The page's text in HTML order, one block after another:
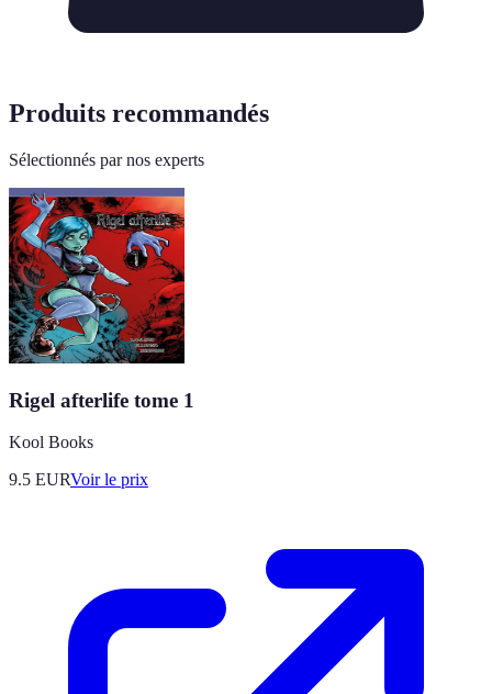
Produits recommandés
Sélectionnés par nos experts
Rigel afterlife tome 1
Kool Books
9.5 EURVoir le prix